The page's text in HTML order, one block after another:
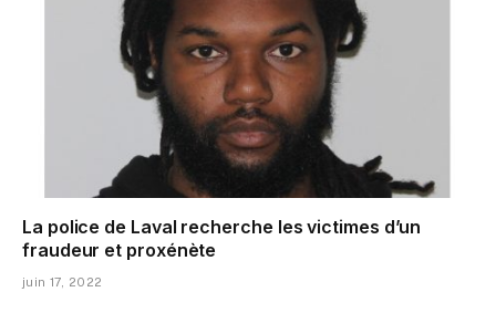
La police de Laval recherche les victimes d’un
fraudeur et proxénète
juin 17, 2022